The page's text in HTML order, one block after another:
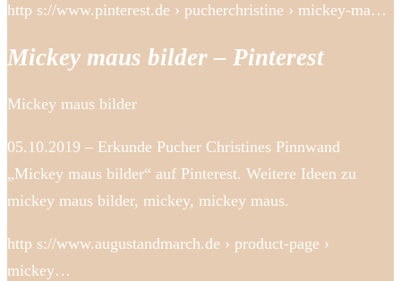
http s://www.pinterest.de › pucherchristine › mickey-ma…
Mickey maus bilder – Pinterest
Mickey maus bilder
05.10.2019 – Erkunde Pucher Christines Pinnwand
„Mickey maus bilder“ auf Pinterest. Weitere Ideen zu
mickey maus bilder, mickey, mickey maus.
http s://www.augustandmarch.de › product-page ›
mickey…